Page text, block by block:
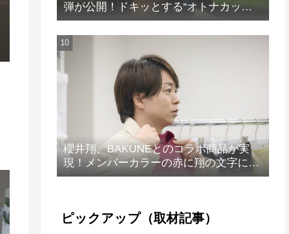
弾が公開！ドキッとする“オトナカッ
ト”が解禁！
櫻井翔、BAKUNEとのコラボ商品が実
現！メンバーカラーの赤に翔の文字に着
想を得たデザイン
ピックアップ（取材記事）